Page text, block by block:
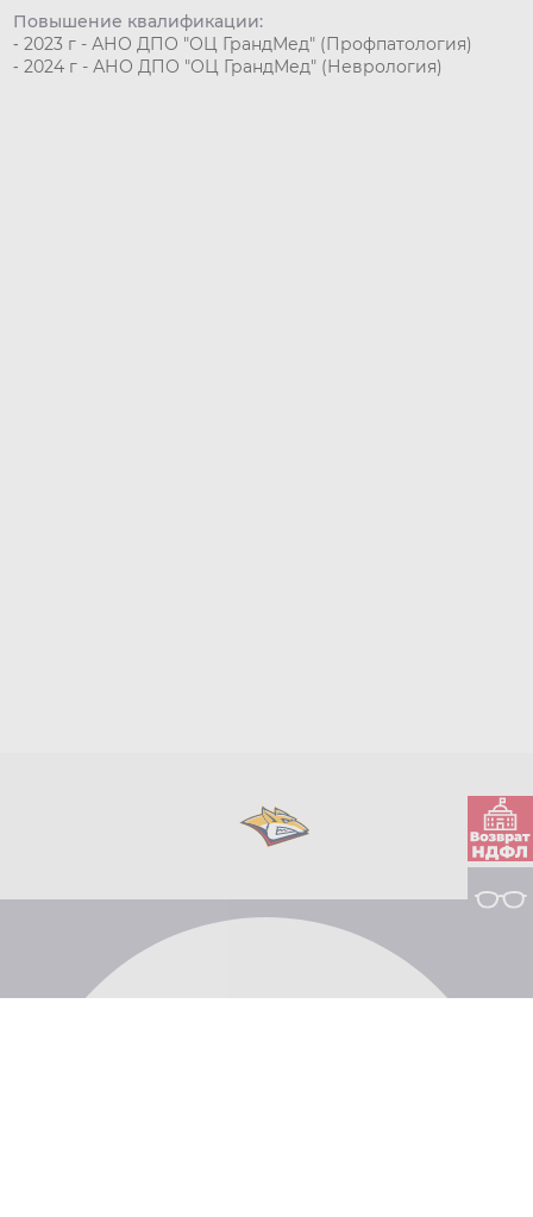
Повышение квалификации:
⁃ 2023 г - АНО ДПО "ОЦ ГрандМед" (Профпатология)
⁃ 2024 г - АНО ДПО "ОЦ ГрандМед" (Неврология)